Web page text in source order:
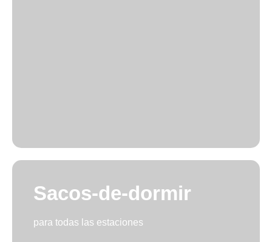
Sacos-de-dormir
para todas las estaciones